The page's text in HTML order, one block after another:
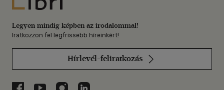
Legyen mindig képben az irodalommal!
Iratkozzon fel legfrissebb híreinkért!
Hírlevél-feliratkozás
Libri a Facebookon
Libri a Youtube-on
Libri az Instagramon
Libri a LinkedInen